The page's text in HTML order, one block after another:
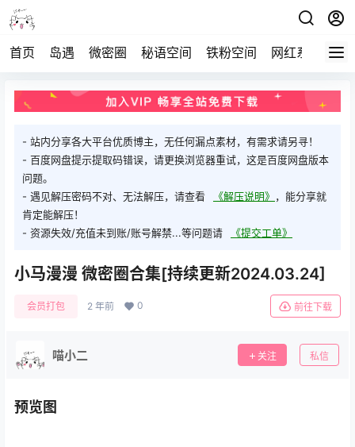
首页 岛遇 微密圈 秘语空间 铁粉空间 网红系列 打
- 站内分享各大平台优质博主，无任何漏点素材，有需求请另寻！
- 百度网盘提示提取码错误，请更换浏览器重试，这是百度网盘版本
问题。
- 遇见解压密码不对、无法解压，请查看
《解压说明》 ，能分享就
肯定能解压！
- 资源失效/充值未到账/账号解禁...等问题请
《提交工单》
小马漫漫 微密圈合集[持续更新2024.03.24]
会员打包 2 年前 0 前往下载
喵小二 关注 私信
预览图